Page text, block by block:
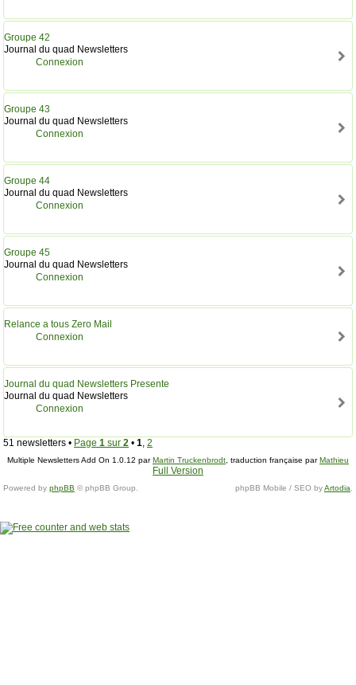
Groupe 42
Journal du quad Newsletters
Connexion
Groupe 43
Journal du quad Newsletters
Connexion
Groupe 44
Journal du quad Newsletters
Connexion
Groupe 45
Journal du quad Newsletters
Connexion
Relance a tous Zero Mail
Connexion
Journal du quad Newsletters Presente
Journal du quad Newsletters
Connexion
51 newsletters • Page 1 sur 2 • 1 2
Multiple Newsletters Add On 1.0.12 parMartin Truckenbrodt , traduction française parMathieu
M..
Full Version
Powered by phpBB © phpBB Group. phpBB Mobile / SEO byArtodia